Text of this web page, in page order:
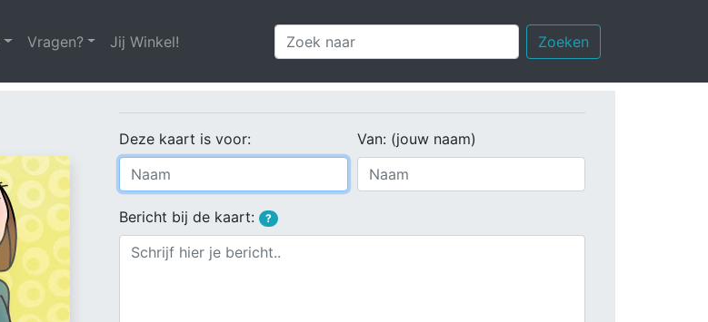
Vragen? Jij Winkel! Zoeken
Deze kaart is voor: Van: (jouw naam)
Bericht bij de kaart: ?